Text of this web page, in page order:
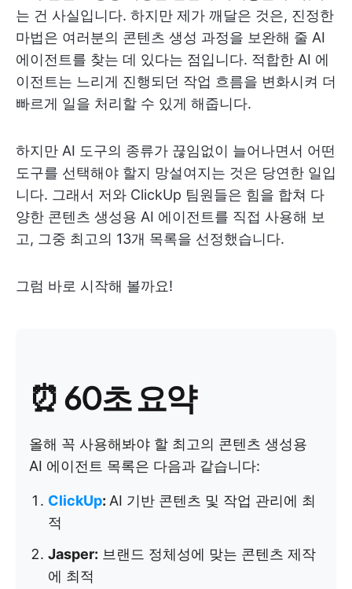
는 건 사실입니다. 하지만 제가 깨달은 것은, 진정한
마법은 여러분의 콘텐츠 생성 과정을 보완해 줄 AI
에이전트를 찾는 데 있다는 점입니다. 적합한 AI 에
이전트는 느리게 진행되던 작업 흐름을 변화시켜 더
빠르게 일을 처리할 수 있게 해줍니다.
하지만 AI 도구의 종류가 끊임없이 늘어나면서 어떤
도구를 선택해야 할지 망설여지는 것은 당연한 일입
니다. 그래서 저와 ClickUp 팀원들은 힘을 합쳐 다
양한 콘텐츠 생성용 AI 에이전트를 직접 사용해 보
고, 그중 최고의 13개 목록을 선정했습니다.
그럼 바로 시작해 볼까요!
⏰ 60초 요약
올해 꼭 사용해봐야 할 최고의 콘텐츠 생성용
AI 에이전트 목록은 다음과 같습니다:
ClickUp: AI 기반 콘텐츠 및 작업 관리에 최
적
Jasper: 브랜드 정체성에 맞는 콘텐츠 제작
에 최적